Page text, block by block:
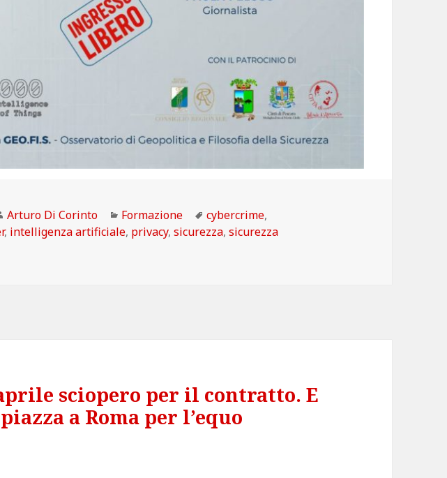
Autore
Arturo Di Corinto Categorie
Formazione Tag
cybercrime,
, intelligenza artificiale, privacy,sicurezza,sicurezza
sciopero per il contratto. E
a Roma per l’equo